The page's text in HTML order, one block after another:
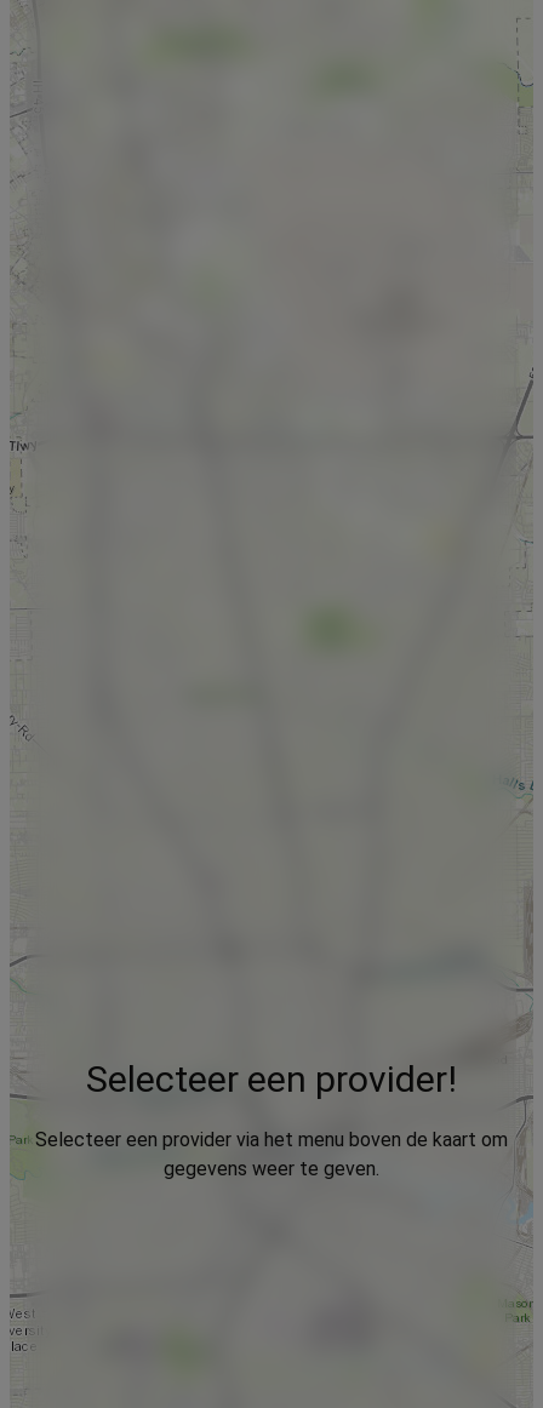
Selecteer een provider!
Selecteer een provider via het menu boven de kaart om
gegevens weer te geven.